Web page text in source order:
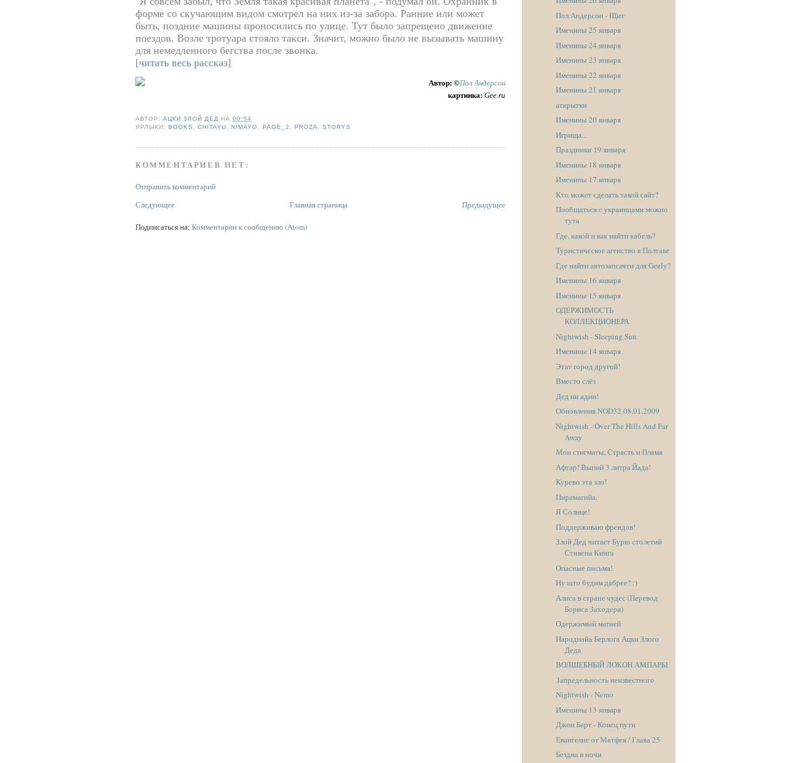
форме со скучающим видом смотрел на них из-за забора. Ранние или может
быть, поздние машины проносились по улице. Тут было запрещено движение
поездов. Возле тротуара стояло такси. Значит, можно было не вызывать машину
для немедленного бегства после звонка.
[читать весь рассказ]
Автор: ©Пол Андерсон
картинка: Gee.ru
АВТОР:АЦКИ ЗЛОЙ ДЕД НА00:54
ЯРЛЫКИ:BOOKS ,CHITAYU ,NIMAYO PAGE_2 PROZA STORYS
КОММЕНТАРИЕВ НЕТ:
Отправить комментарий
Следующее
Предыдущее
Главная страница
Подписаться на: Комментарии к сообщению (Atom)
Пол Андерсон - Щит
Именины 25 января
Именины 24 января
Именины 23 января
Именины 22 января
Именины 21 января
аткрытки
Именины 20 января
Игрища...
Праздники 19 января
Именины 18 января
Именины 17 января
Кто может сделать такой сайт?
Пообщаться с украинцами можно
тута
Где, какой и как найти кабель?
Туристическое агенство в Полтаве
Где найти автозапсачти для Geely?
Именины 16 января
Именины 15 января
ОДЕРЖИМОСТЬ
КОЛЛЕКЦИОНЕРА
Nightwish - Sleeping Sun
Именины 14 января
Этат город другой!
Вместо слёз
Дед ни адин!
Обновления NOD32 08.01.2009
Nightwish - Over The Hills And Far
Away
Мои стигматы, Страсть и Пламя
Афтар! Выпий 3 литра Йада!
Курево эта зло!
Пирамагийа.
Я Солнце!
Поддерживаю френдов!
Злой Дед читает Бурю столетий
Стивена Кинга
Опасные письма!
Ну што будим дабрее? :)
Алиса в стране чудес (Перевод
Бориса Заходера)
Одержимый магией
Народнайа Берлога Ацки Злого
Деда
ВОЛШЕБНЫЙ ЛОКОН АМПАРЫ
Запредельность неизвестного
Nightwish - Nemo
Именины 13 января
Джон Барт - Конец пути
Евангелие от Матфея / Глава 25
Бездна в ночи